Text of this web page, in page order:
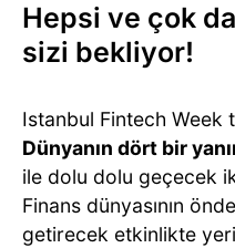
Hepsi ve çok
sizi bekliyor!
Istanbul Fintech Week
Dünyanın dört bir
ile dolu dolu geçecek
Finans dünyasının
getirecek etkinlikte